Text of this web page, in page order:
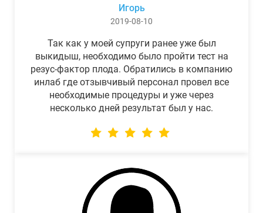
Игорь
2019-08-10
Так как у моей супруги ранее уже был
выкидыш, необходимо было пройти тест на
резус-фактор плода. Обратились в компанию
инлаб где отзывчивый персонал провел все
необходимые процедуры и уже через
несколько дней результат был у нас.